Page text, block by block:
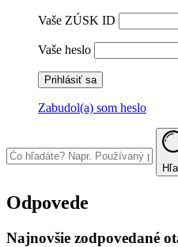
Vaše ZÚSK ID
Vaše heslo
Zabudol(a) som heslo
to
content
Odpovede
Najnovšie zodpovedané